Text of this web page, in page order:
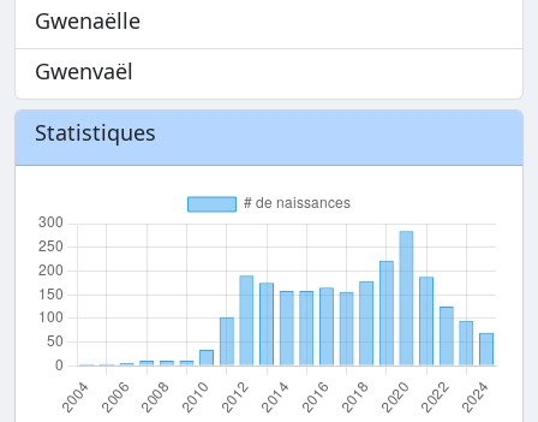
Gwenaëlle
Gwenvaël
Statistiques